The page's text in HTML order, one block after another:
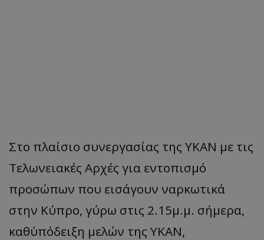
Στο πλαίσιο συνεργασίας της ΥΚΑΝ με τις
Τελωνειακές Αρχές για εντοπισμό
προσώπων που εισάγουν ναρκωτικά
στην Κύπρο, γύρω στις 2.15μ.μ. σήμερα,
καθ΄υπόδειξη μελών της ΥΚΑΝ,